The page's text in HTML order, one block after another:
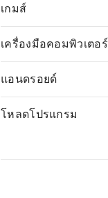
เกมส์
เครื่องมือคอมพิวเตอร์
แอนดรอยด์
โหลดโปรแกรม